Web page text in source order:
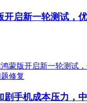
开启新一轮测试，
剧手机成本压力，